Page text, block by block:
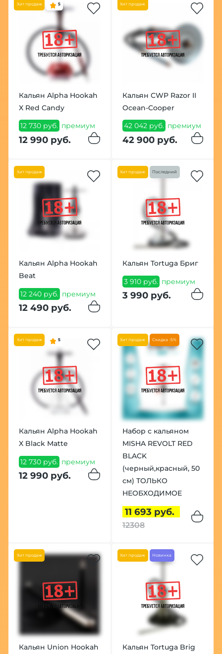
Хит продаж 5
Кальян Alpha Hookah
X Red Candy
12 730 руб. премиум
12 990 руб.
Хит продаж
Кальян CWP Razor II
Ocean-Cooper
42 042 руб. премиум
42 900 руб.
Хит продаж
Кальян Alpha Hookah
Beat
12 240 руб. премиум
12 490 руб.
Хит продаж Последний
Кальян Tortuga Бриг
3 910 руб. премиум
3 990 руб.
Хит продаж 5
Кальян Alpha Hookah
X Black Matte
12 730 руб. премиум
12 990 руб.
Хит продаж Скидка -5%
Набор с кальяном
MISHA REVOLT RED
BLACK
(черный,красный, 50
см) ТОЛЬКО
НЕОБХОДИМОЕ
11 693 руб.
12308
Хит продаж
Кальян Union Hookah
Хит продаж Новинка
Кальян Tortuga Brig